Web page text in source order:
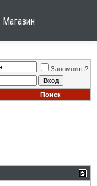
Магазин
Запомнить?
Поиск